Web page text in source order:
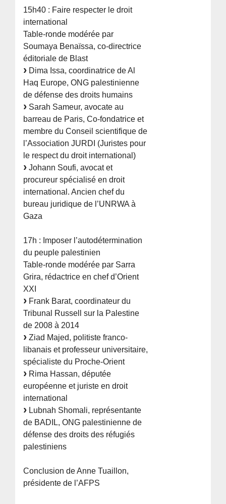
15h40 : Faire respecter le droit
international
Table-ronde modérée par
Soumaya Benaïssa, co-directrice
éditoriale de Blast
Dima Issa, coordinatrice de Al
Haq Europe, ONG palestinienne
de défense des droits humains
Sarah Sameur, avocate au
barreau de Paris, Co-fondatrice et
membre du Conseil scientifique de
l’Association JURDI (Juristes pour
le respect du droit international)
Johann Soufi, avocat et
procureur spécialisé en droit
international. Ancien chef du
bureau juridique de l’UNRWA à
Gaza
17h : Imposer l’autodétermination
du peuple palestinien
Table-ronde modérée par Sarra
Grira, rédactrice en chef d’Orient
XXI
Frank Barat, coordinateur du
Tribunal Russell sur la Palestine
de 2008 à 2014
Ziad Majed, politiste franco-
libanais et professeur universitaire,
spécialiste du Proche-Orient
Rima Hassan, députée
européenne et juriste en droit
international
Lubnah Shomali, représentante
de BADIL, ONG palestinienne de
défense des droits des réfugiés
palestiniens
Conclusion de Anne Tuaillon,
présidente de l’AFPS